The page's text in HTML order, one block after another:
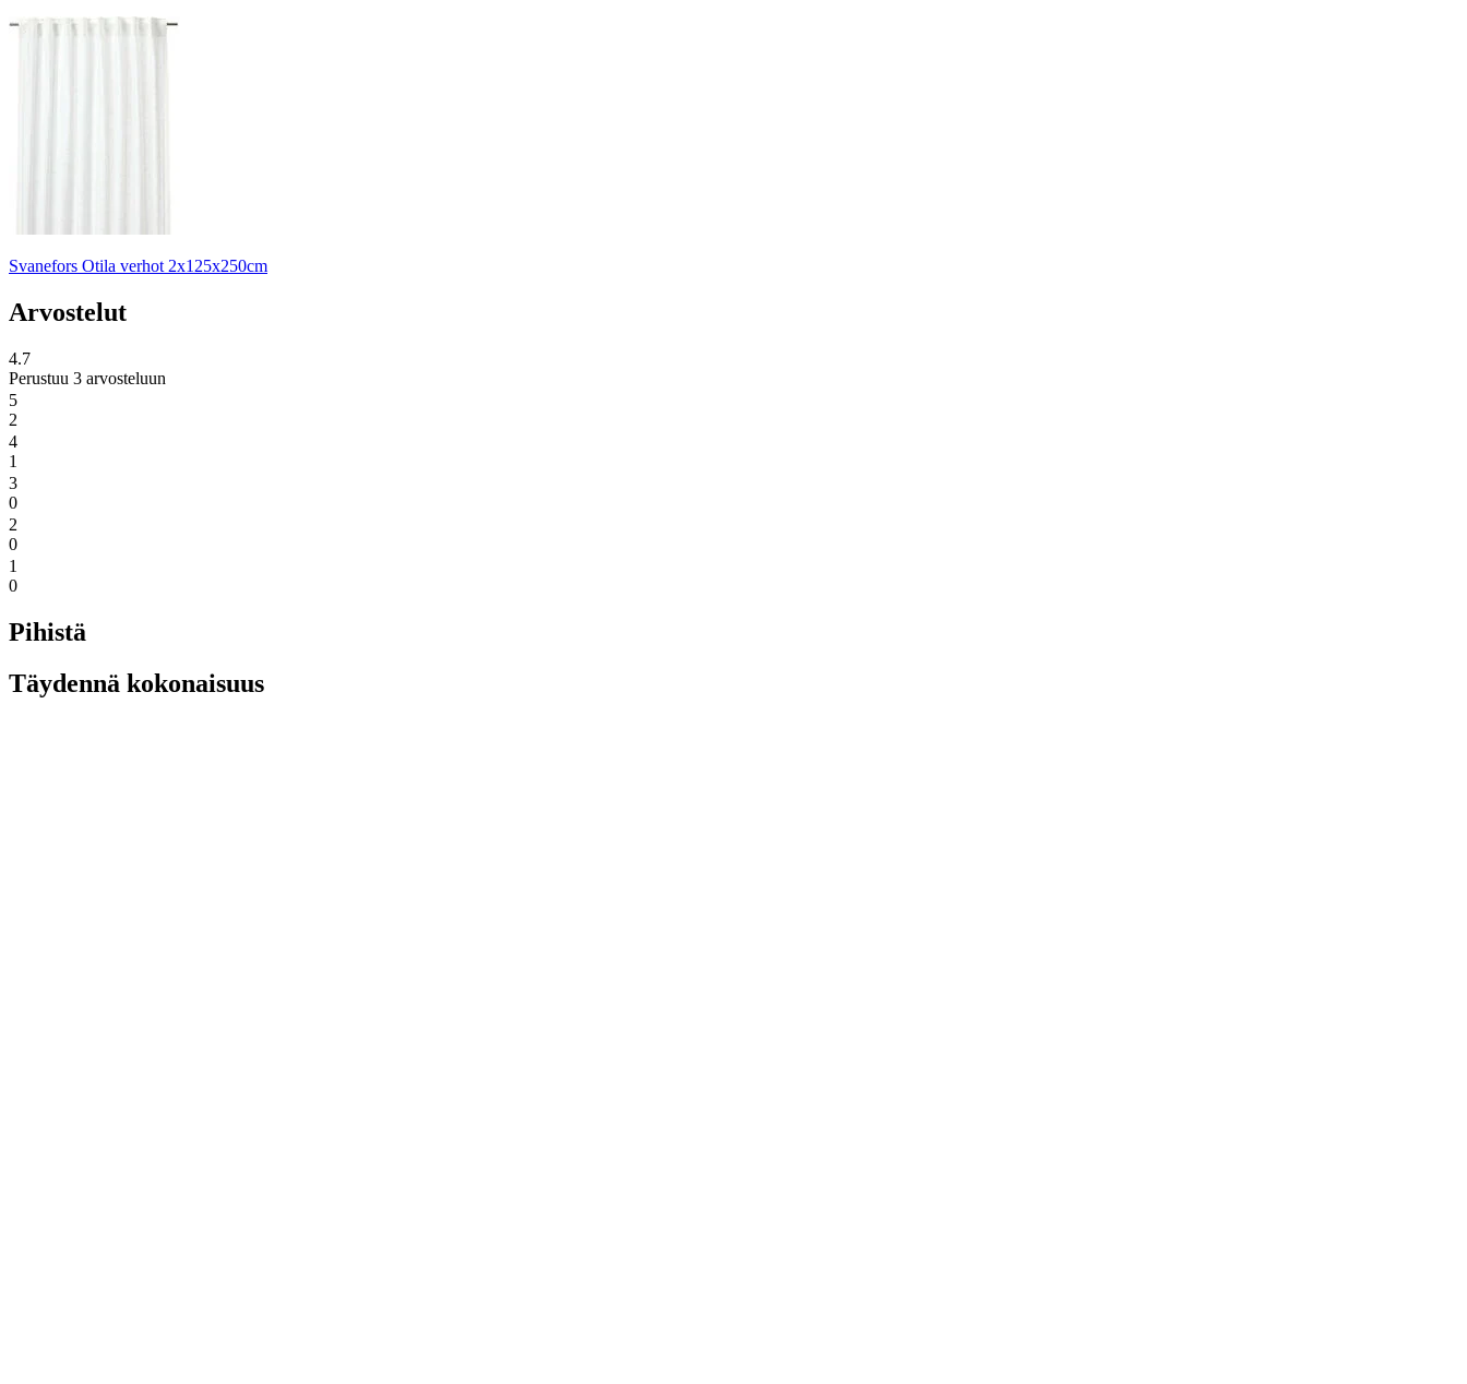
Svanefors Otila verhot 2x125x250cm
Arvostelut
4.7
Perustuu 3 arvosteluun
5
2
4
1
3
0
2
0
1
0
Pihistä
Täydennä kokonaisuus